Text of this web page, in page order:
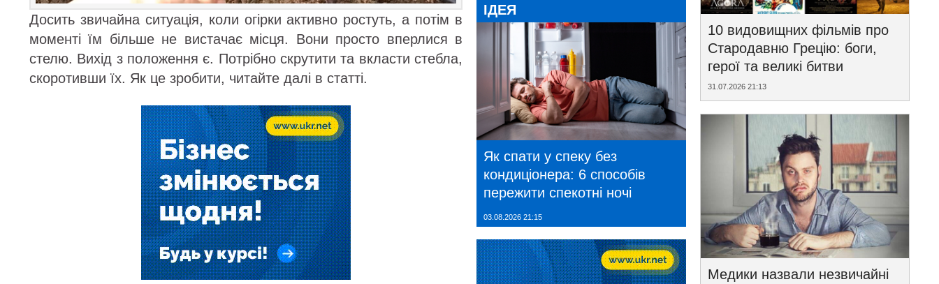
Досить звичайна ситуація, коли огірки активно ростуть, а потім в
моменті їм більше не вистачає місця. Вони просто вперлися в
стелю. Вихід з положення є. Потрібно скрутити та вкласти стебла,
скоротивши їх. Як це зробити, читайте далі в статті.
ІДЕЯ
Як спати у спеку без
кондиціонера: 6 способів
пережити спекотні ночі
03.08.2026 21:15
10 видовищних фільмів про
Стародавню Грецію: боги,
герої та великі битви
31.07.2026 21:13
Медики назвали незвичайні